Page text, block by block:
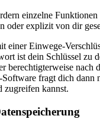
einzelne
oder explizit von dir
einer Einwege-
ist dein Schlüssel zu
berechtigterweise nach
fragt dich dann
zugreifen kannst.